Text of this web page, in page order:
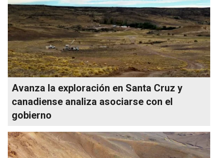
Avanza la exploración en Santa Cruz y
canadiense analiza asociarse con el
gobierno